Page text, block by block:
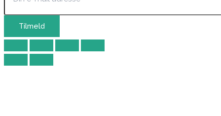
Tilmeld